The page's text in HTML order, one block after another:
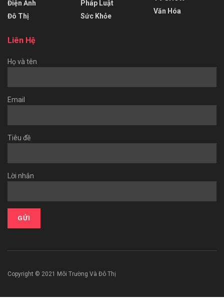
Điện Ảnh
Đô Thị
Pháp Luật
Sức Khỏe
Văn Hóa
Liên Hệ
Họ và tên
Email
Tiêu đề
Lời nhắn
Copyright © 2021 Môi Trường Và Đô Thị